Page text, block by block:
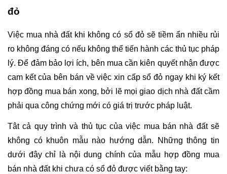
đỏ
Việc mua nhà đất khi không có sổ đỏ sẽ tiềm ẩn nhiều rủi
ro không đáng có nếu không thể tiến hành các thủ tục pháp
lý. Để đảm bảo lợi ích, bên mua cần kiên quyết nhận được
cam kết của bên bán về việc xin cấp sổ đỏ ngay khi ký kết
hợp đồng mua bán xong, bởi lẽ mọi giao dịch nhà đất cầm
phải qua công chứng mới có giá trị trước pháp luật.
Tât cả quy trình và thủ tục của việc mua bán nhà đất sẽ
không có khuôn mẫu nào hướng dẫn. Những thông tin
dưới đây chỉ là nội dung chính của mẫu hợp đồng mua
bán nhà đất khi chưa có sổ đỏ được viết bằng tay: